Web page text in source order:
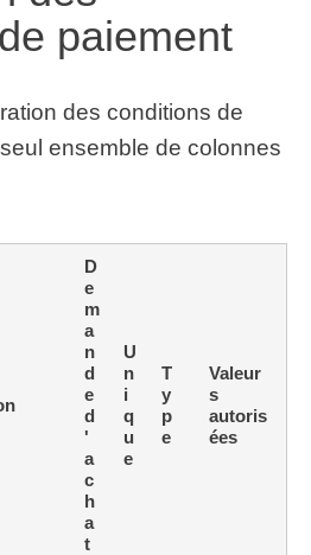
paiement
des conditions de
ensemble de colonnes
D
e
m
a
n
d
e
d
'
a
c
h
a
t
U
n
i
q
u
e
T
y
p
e
Valeur
s
autoris
ées